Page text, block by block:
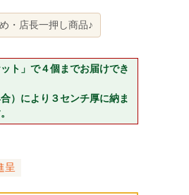
・店長一押し商品♪
ト」で４個までお届けでき
）により３センチ厚に納ま
呈